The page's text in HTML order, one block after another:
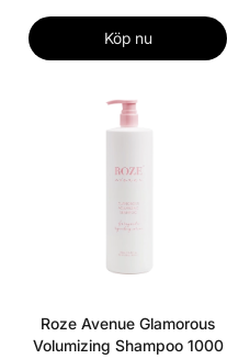
Köp nu
Roze Avenue Glamorous
Volumizing Shampoo 1000